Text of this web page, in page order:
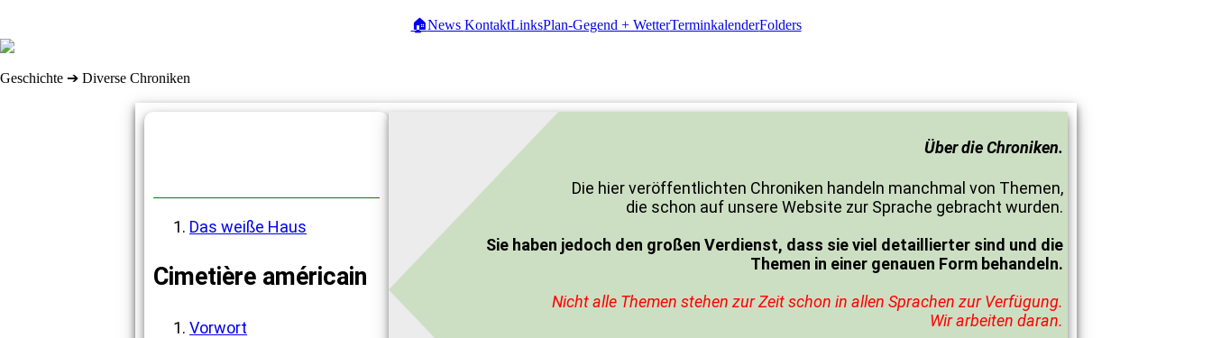
🏠News KontaktLinksPlan-Gegend + WetterTerminkalenderFolders
Geschichte ➔ Diverse Chroniken
Das weiße Haus
Cimetière américain
Vorwort
Über die Chroniken.
Die hier veröffentlichten Chroniken handeln manchmal von Themen,
die schon auf unsere Website zur Sprache gebracht wurden.
Sie haben jedoch den großen Verdienst, dass sie viel detaillierter sind und die
Themen in einer genauen Form behandeln.
Nicht alle Themen stehen zur Zeit schon in allen Sprachen zur Verfügung.
Wir arbeiten daran.